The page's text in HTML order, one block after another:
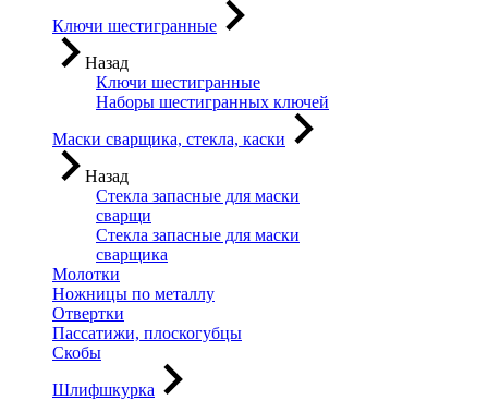
Ключи шестигранные
Назад
Ключи шестигранные
Наборы шестигранных ключей
Маски сварщика, стекла, каски
Назад
Стекла запасные для маски
сварщи
Стекла запасные для маски
сварщика
Молотки
Ножницы по металлу
Отвертки
Пассатижи, плоскогубцы
Скобы
Шлифшкурка